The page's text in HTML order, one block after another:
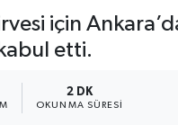
için
etti.
2 DK
OKUNMA SÜRESI